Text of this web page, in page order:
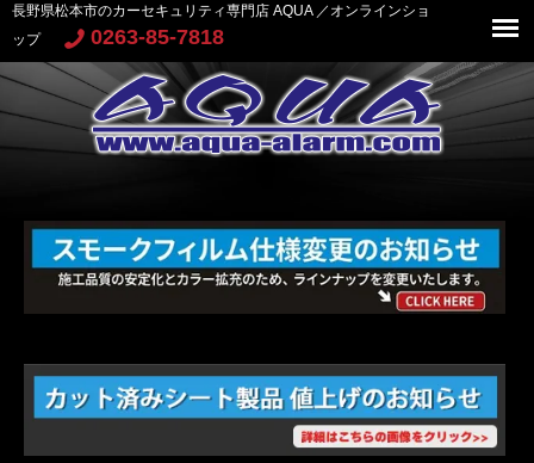
長野県松本市のカーセキュリティ専門店 AQUA ／オンラインショ
ップ
0263-85-7818